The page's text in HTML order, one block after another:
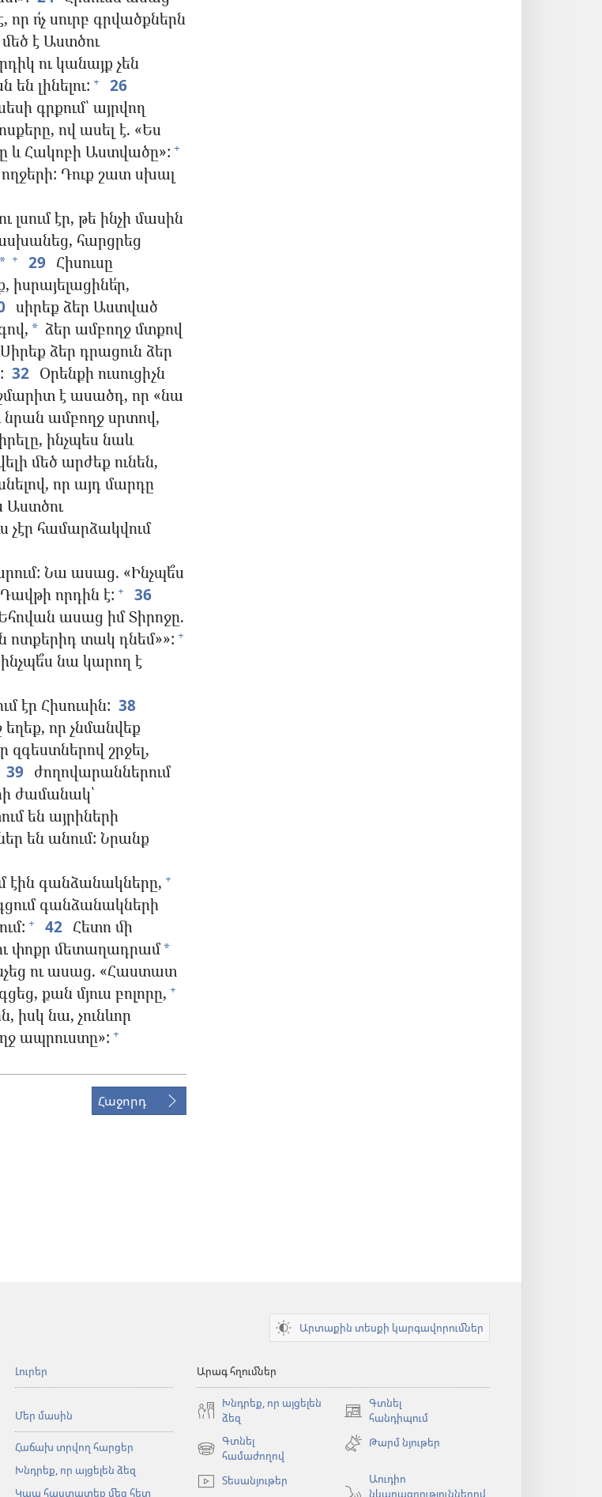
ո՛չ սուրբ գրվածքներն
է Աստծու
ու կանայք չեն
լինելու: +
26
գրքում՝ այրվող
ով ասել է. «Ես
Հակոբի Աստվածը»: +
Դուք շատ սխալ
լսում էր, թե ինչի մասին
հարցրեց
* + 29 Հիսուսը
սիրեք ձեր Աստված
* ձեր ամբողջ մտքով
ձեր դրացուն ձեր
32 Օրենքի ուսուցիչն
է ասածդ, որ «նա
նրան ամբողջ սրտով,
ինչպես նաև
մեծ արժեք ունեն,
որ այդ մարդը
Աստծու
չէր համարձակվում
Նա ասաց. «Ինչպե՞ս
որդին է: +
36
ասաց իմ Տիրոջը.
ոտքերիդ տակ դնեմ»»: +
նա կարող է
էր Հիսուսին: 38
եղեք, որ չնմանվեք
զգեստներով շրջել,
39 ժողովարաններում
ժամանակ՝
են այրիների
են անում: Նրանք
էին գանձանակները, +
գանձանակների
+ 42 Հետո մի
փոքր մետաղադրամ*
ու ասաց. «Հաստատ
քան մյուս բոլորը, +
իսկ նա, չունևոր
ապրուստը»: +
Հաջորդ
Արտաքին տեսքի կարգավորումներ
Լուրեր
Մեր մասին
Հաճախ տրվող հարցեր
Խնդրեք, որ այցելեն ձեզ
Կապ հաստատեք մեզ հետ
Արագ հղումներ
Խնդրեք, որ այցելեն
ձեզ
Գտնել
հանդիպում
(բացվում
նոր
Գտնել
համաժողով
(բացվում
նոր
Թարմ նյութեր
Տեսանյութեր
Աուդիո
նկարագրություններով